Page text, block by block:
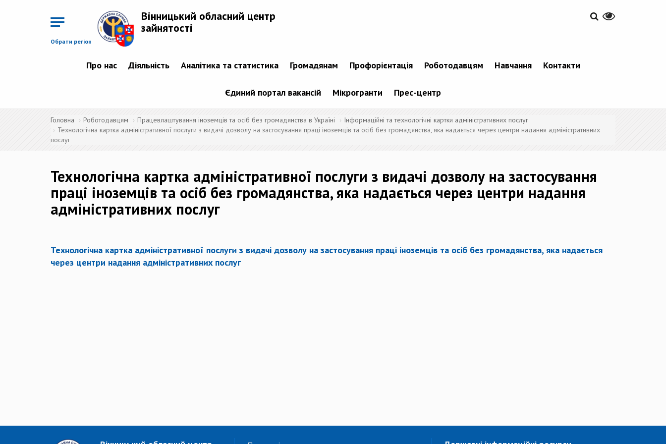
Обрати регіон
Вінницький обласний центр
зайнятості
Про нас Діяльність Аналітика та статистика Громадянам Профорієнтація Роботодавцям Навчання Контакти
Єдиний портал вакансій Мікрогранти Прес-центр
Головна Роботодавцям Працевлаштування іноземців та осіб без громадянства в Україні
Інформаційні та технологічні картки адміністративних послуг
Технологічна картка адміністративної послуги з видачі дозволу на застосування праці іноземців та осіб без громадянства, яка надається через центри надання адміністративних
послуг
Технологічна картка адміністративної послуги з видачі дозволу на застосування
праці іноземців та осіб без громадянства, яка надається через центри надання
адміністративних послуг
Технологічна картка адміністративної послуги з видачі дозволу на застосування праці іноземців та осіб без громадянства, яка надається
через центри надання адміністративних послуг